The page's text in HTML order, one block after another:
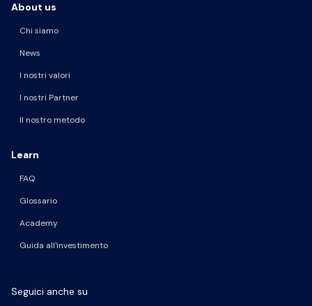
About us
Chi siamo
News
I nostri valori
I nostri Partner
Il nostro metodo
Learn
FAQ
Glossario
Academy
Guida all'investimento
Seguici anche su